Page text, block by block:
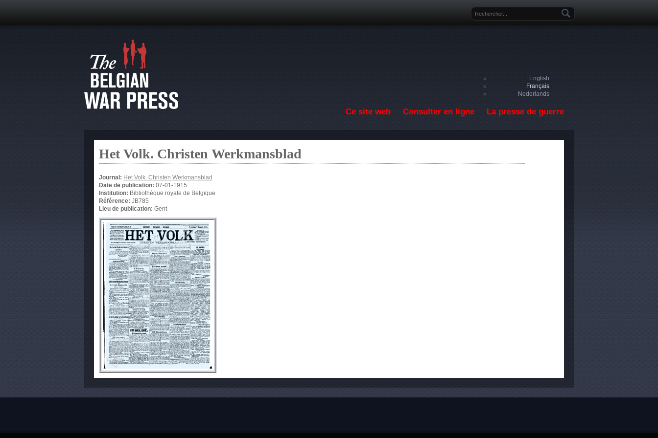
Formulaire de recherche
English
Français
Nederlands
Ce site web Consulter en ligne La presse de guerre
Het Volk. Christen Werkmansblad
Journal: Het Volk. Christen Werkmansblad
Date de publication: 07-01-1915
Institution: Bibliothèque royale de Belgique
Référence: JB785
Lieu de publication: Gent